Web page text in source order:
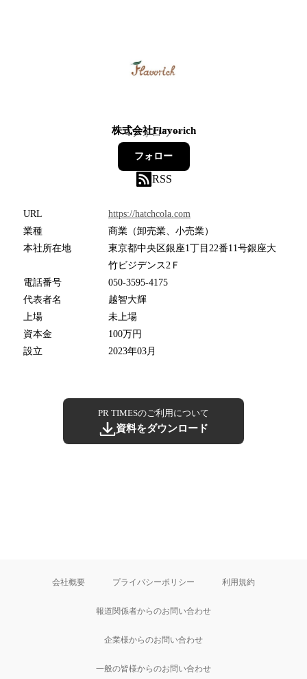
株式会社Flavorich
4フォロワー
フォロー
RSS
URL
https://hatchcola.com
業種
商業（卸売業、小売業）
本社所在地
東京都中央区銀座1丁目22番11号銀座大
竹ビジデンス2Ｆ
電話番号
050-3595-4175
代表者名
越智大輝
上場
未上場
資本金
100万円
設立
2023年03月
PR TIMESのご利用について
資料をダウンロード
会社概要 プライバシーポリシー 利用規約
報道関係者からのお問い合わせ
企業様からのお問い合わせ
一般の皆様からのお問い合わせ